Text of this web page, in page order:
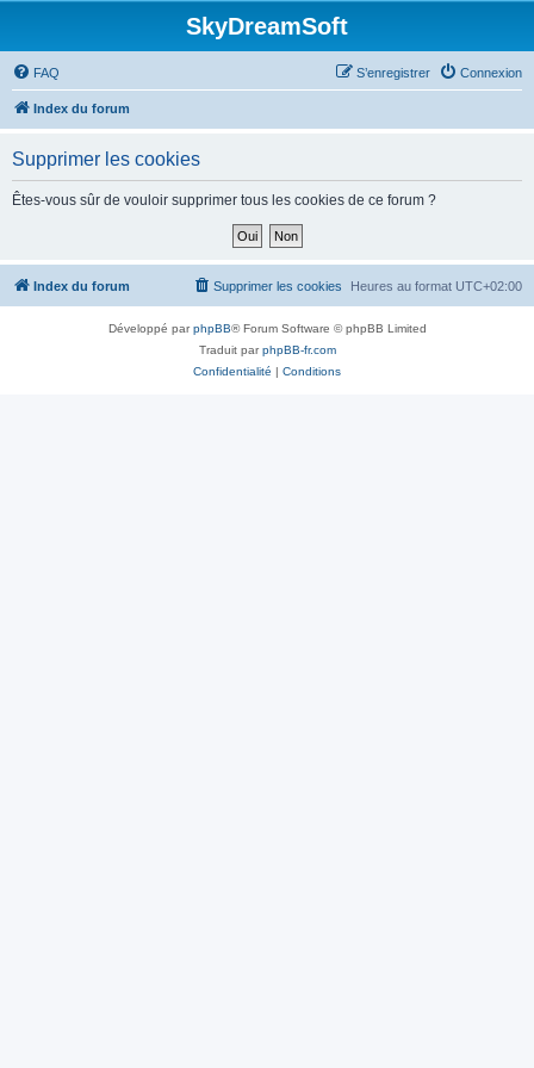
SkyDreamSoft
FAQ Connexion
S’enregistrer
Index du forum
Supprimer les cookies
Êtes-vous sûr de vouloir supprimer tous les cookies de ce forum ?
Index du forum Heures au format UTC+02:00
Supprimer les cookies
Développé parphpBB® Forum Software © phpBB Limited
Traduit parphpBB-fr.com
Confidentialité | Conditions